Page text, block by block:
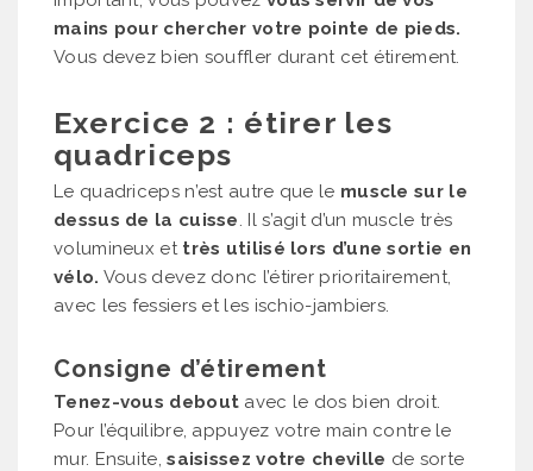
mains pour chercher votre pointe de pieds.
Vous devez bien souffler durant cet étirement.
Exercice 2 : étirer les
quadriceps
Le quadriceps n’est autre que le muscle sur le
dessus de la cuisse. Il s’agit d’un muscle très
volumineux ettrès utilisé lors d’une sortie en
vélo. Vous devez donc l’étirer prioritairement,
avec les fessiers et les ischio-jambiers.
Consigne d’étirement
Tenez-vous debout avec le dos bien droit.
Pour l’équilibre, appuyez votre main contre le
mur. Ensuite,saisissez votre cheville de sorte